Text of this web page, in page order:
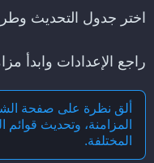
اختر جدول التحديث
راجع الإعدادات وابدأ
ألق نظرة على صفحة
المزامنة، وتحديث قوائم
المختلفة.